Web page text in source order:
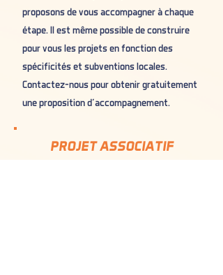
proposons de vous accompagner à chaque
étape. Il est même possible de construire
pour vous les projets en fonction des
spécificités et subventions locales.
Contactez-nous pour obtenir gratuitement
une proposition d’accompagnement.
PROJET ASSOCIATIF